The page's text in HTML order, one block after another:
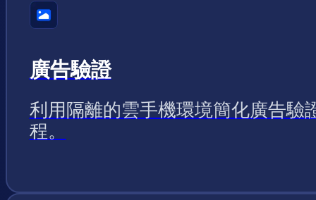
廣告驗證
利用隔離的雲手機環境簡化廣告驗
程。